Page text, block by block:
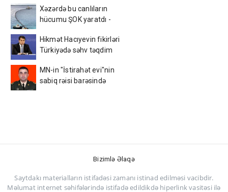
yaratdı / FOTO
Xəzərdə bu canlıların
hücumu ŞOK yaratdı -
Hikmət Hacıyevin fikirləri
Türkiyədə səhv təqdim
MN-in "İstirahət evi"nin
sabiq rəisi barəsində
Bizimlə Əlaqə
Saytdakı materialların istifadəsi zamanı istinad edilməsi vacibdir.
Məlumat internet səhifələrində istifadə edildikdə hiperlink vasitəsi ilə